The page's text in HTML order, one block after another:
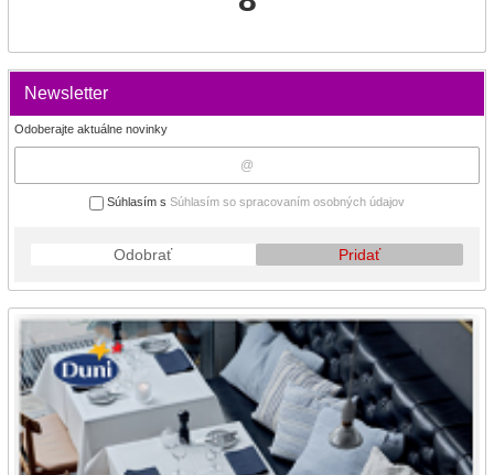
Newsletter
Odoberajte aktuálne novinky
Súhlasím s Súhlasím so spracovaním osobných údajov
Odobrať Pridať